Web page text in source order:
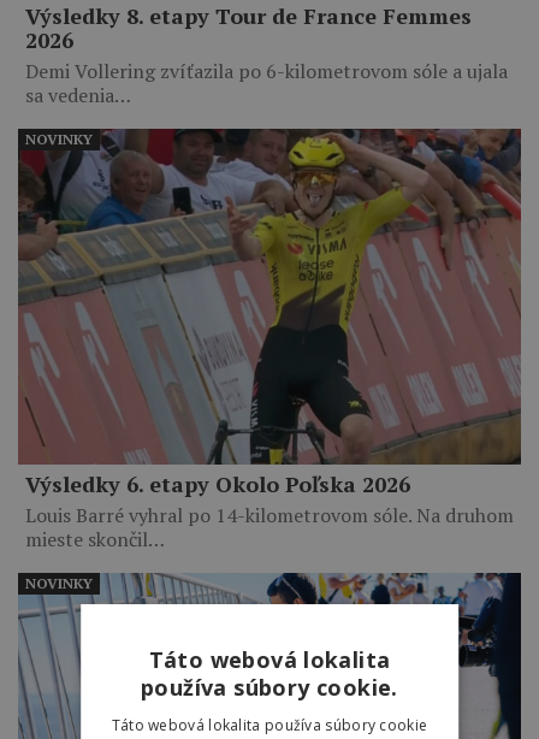
Výsledky 8. etapy Tour de France Femmes
2026
Demi Vollering zvíťazila po 6-kilometrovom sóle a ujala
sa vedenia…
Výsledky 6. etapy Okolo Poľska 2026
Louis Barré vyhral po 14-kilometrovom sóle. Na druhom
mieste skončil…
NOVINKY
NOVINKY
Táto webová lokalita
používa súbory cookie.
Táto webová lokalita používa súbory cookie